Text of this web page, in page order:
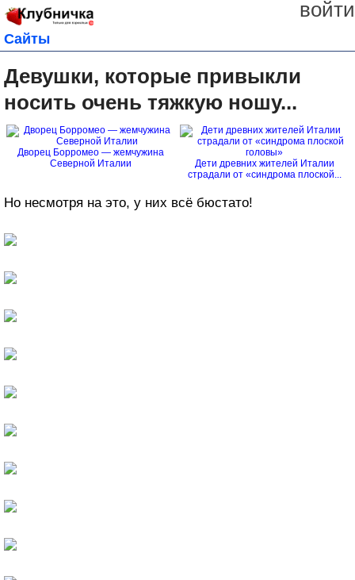
войти
Сайты
Девушки, которые привыкли
носить очень тяжкую ношу...
Дворец Борромео — жемчужина
Северной Италии
Дети древних жителей Италии
страдали от «синдрома плоской...
Но несмотря на это, у них всё бюстато!